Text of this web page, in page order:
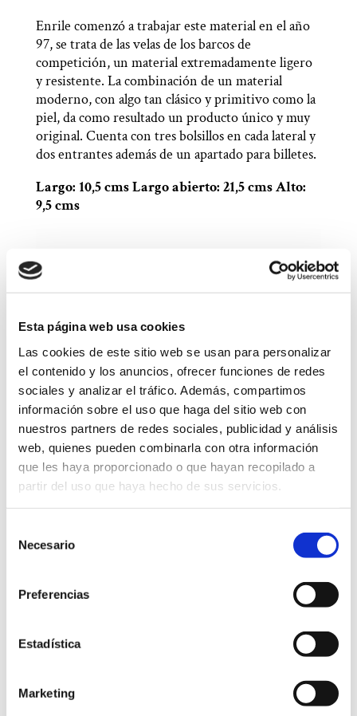
Esta página web usa cookies
Las cookies de este sitio web se usan para personalizar
el contenido y los anuncios, ofrecer funciones de redes
sociales y analizar el tráfico. Además, compartimos
información sobre el uso que haga del sitio web con
nuestros partners de redes sociales, publicidad y análisis
web, quienes pueden combinarla con otra información
que les haya proporcionado o que hayan recopilado a
partir del uso que haya hecho de sus servicios.
Necesario
Preferencias
Estadística
Marketing
Enrile comenzó a trabajar este material en el año
97, se trata de las velas de los barcos de
competición, un material extremadamente ligero
y resistente. La combinación de un material
moderno, con algo tan clásico y primitivo como la
piel, da como resultado un producto único y muy
original. Cuenta con tres bolsillos en cada lateral y
dos entrantes además de un apartado para billetes.
Largo: 10,5 cms Largo abierto: 21,5 cms Alto:
9,5 cms
color
GRABAR INICIALES (3,00€)
Cuero
cantidadENVIO GRATUITO